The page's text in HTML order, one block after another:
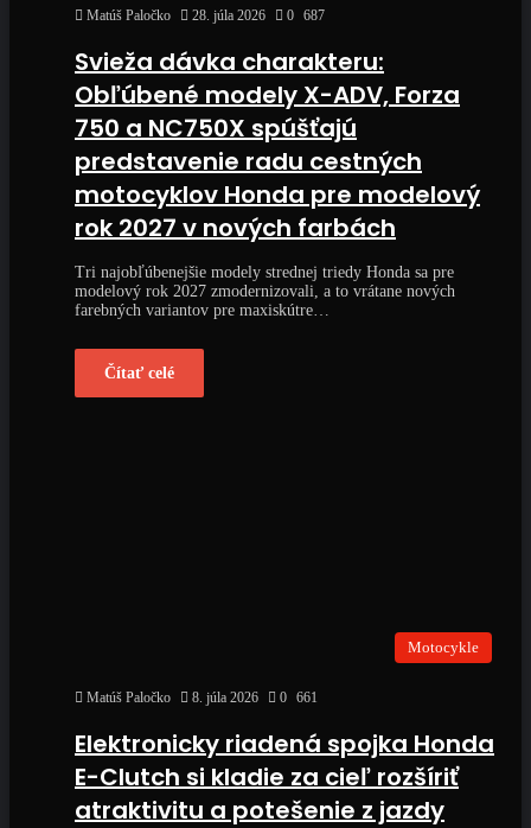
Matúš Paločko 28. júla 2026 0 687
Svieža dávka charakteru:
Obľúbené modely X-ADV, Forza
750 a NC750X spúšťajú
predstavenie radu cestných
motocyklov Honda pre modelový
rok 2027 v nových farbách
Tri najobľúbenejšie modely strednej triedy Honda sa pre
modelový rok 2027 zmodernizovali, a to vrátane nových
farebných variantov pre maxiskútre…
Čítať celé
Motocykle
Matúš Paločko 8. júla 2026 0 661
Elektronicky riadená spojka Honda
E-Clutch si kladie za cieľ rozšíriť
atraktivitu a potešenie z jazdy